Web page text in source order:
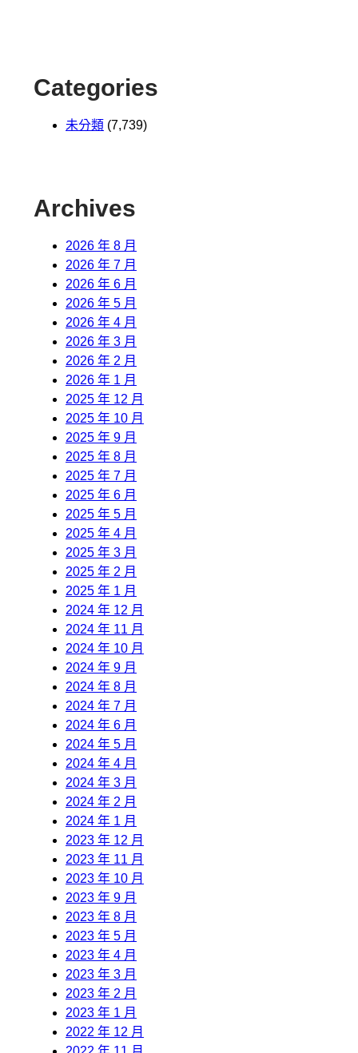
Categories
未分類 (7,739)
Archives
2026 年 8 月
2026 年 7 月
2026 年 6 月
2026 年 5 月
2026 年 4 月
2026 年 3 月
2026 年 2 月
2026 年 1 月
2025 年 12 月
2025 年 10 月
2025 年 9 月
2025 年 8 月
2025 年 7 月
2025 年 6 月
2025 年 5 月
2025 年 4 月
2025 年 3 月
2025 年 2 月
2025 年 1 月
2024 年 12 月
2024 年 11 月
2024 年 10 月
2024 年 9 月
2024 年 8 月
2024 年 7 月
2024 年 6 月
2024 年 5 月
2024 年 4 月
2024 年 3 月
2024 年 2 月
2024 年 1 月
2023 年 12 月
2023 年 11 月
2023 年 10 月
2023 年 9 月
2023 年 8 月
2023 年 5 月
2023 年 4 月
2023 年 3 月
2023 年 2 月
2023 年 1 月
2022 年 12 月